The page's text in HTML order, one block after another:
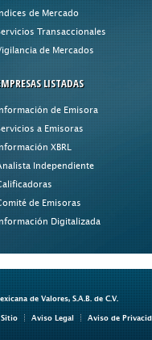
de Mercado
Transaccionales
de Mercados
LISTADAS
de Emisora
a Emisoras
XBRL
Independiente
de Emisoras
Digitalizada
de Valores, S.A.B. de C.V.
Sitio Aviso Legal Aviso de